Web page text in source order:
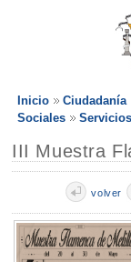
Inicio Ciudadanía
Sociales
III Muestra
volver